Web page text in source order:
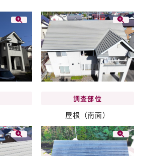
調査部位
屋根（南面）